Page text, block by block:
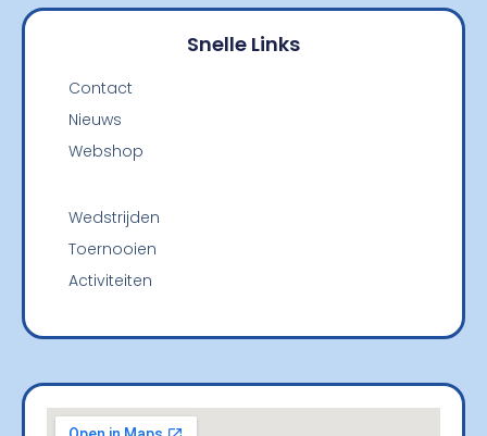
Snelle Links
Contact
Nieuws
Webshop
Wedstrijden
Toernooien
Activiteiten